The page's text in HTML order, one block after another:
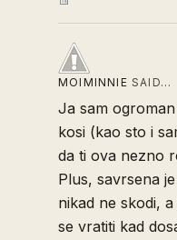
MOIMINNIE SAID…
Ja sam
kosi (kao sto i
da ti ova nezno
Plus, savrsena
nikad ne skodi,
se vratiti kad